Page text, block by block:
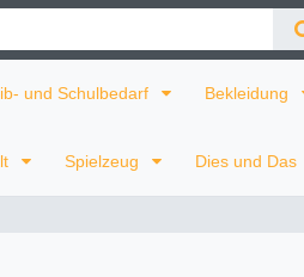
und Schulbedarf Bekleidung
Spielzeug Dies und Das